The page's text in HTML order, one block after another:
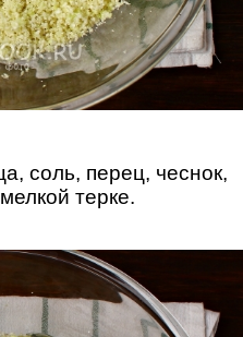
соль, перец, чеснок,
терке.